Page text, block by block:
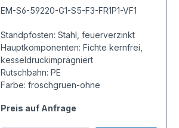
EM-S6-59220-G1-S5-F3-FR1P1-VF1
Standpfosten: Stahl, feuerverzinkt
Hauptkomponenten: Fichte kernfrei,
kesseldruckimprägniert
Rutschbahn: PE
Farbe: froschgruen-ohne
Preis auf Anfrage